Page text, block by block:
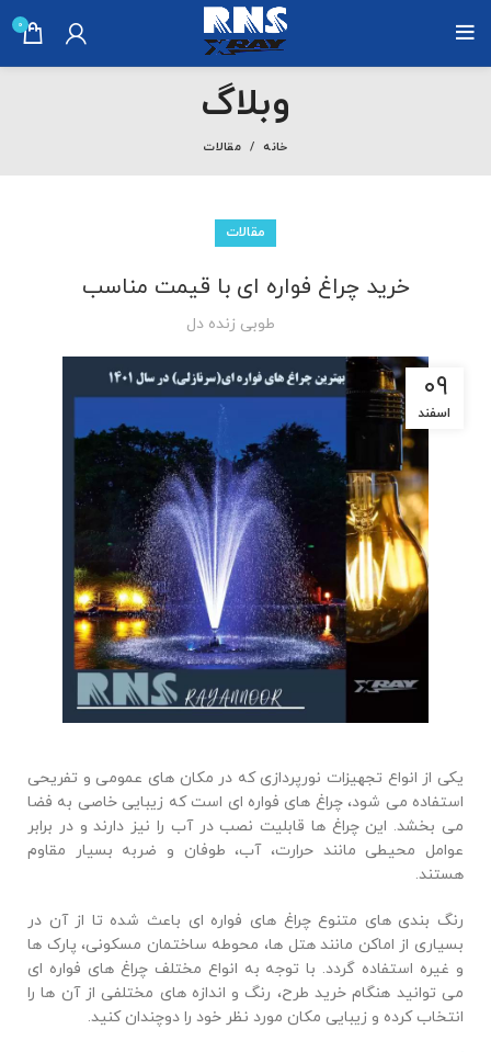
0
وبلاگ
خانه مقالات
مقالات
خرید چراغ فواره ای با قیمت مناسب
طوبی زنده دل
۰۹
اسفند
یکی از انواع تجهیزات نورپردازی که در مکان های عمومی و تفریحی
استفاده می شود، چراغ های فواره ای است که زیبایی خاصی به فضا
می بخشد. این چراغ ها قابلیت نصب در آب را نیز دارند و در برابر
عوامل محیطی مانند حرارت، آب، طوفان و ضربه بسیار مقاوم
هستند.
رنگ بندی های متنوع چراغ های فواره ای باعث شده تا از آن در
بسیاری از اماکن مانند هتل ها، محوطه ساختمان مسکونی، پارک ها
و غیره استفاده گردد. با توجه به انواع مختلف چراغ های فواره ای
می توانید هنگام خرید طرح، رنگ و اندازه های مختلفی از آن ها را
انتخاب کرده و زیبایی مکان مورد نظر خود را دوچندان کنید.